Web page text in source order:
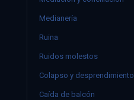
Medianería
Ruina
Ruidos molestos
Colapso y desprendimiento
Caída de balcón